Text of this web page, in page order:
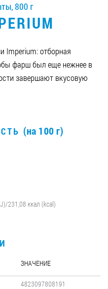
29 23
800 г
Imperium: отборная
фарш был еще нежнее в
завершают вкусовую
(на 100 г)
231,08 ккал (kcal)
ЗНАЧЕНИЕ
4823097808191